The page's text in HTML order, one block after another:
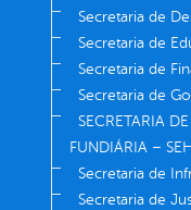
Secretaria de
Secretaria de
Secretaria de
Secretaria de
SECRETARIA
FUNDIÁRIA –
Secretaria de
Secretaria de